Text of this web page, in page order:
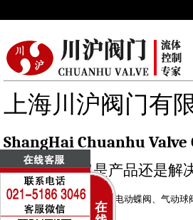
上海川沪阀门有
ShangHai Chuanhu Valve
我们做的不仅是产品还是解
川沪阀门品牌：电动球阀 电动蝶阀、 气动球
气动调节阀